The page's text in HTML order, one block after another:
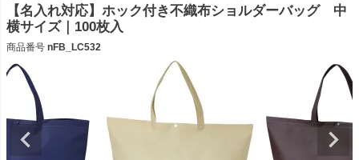
【名入れ対応】ホック付き不織布ショルダーバッグ 中
横サイズ｜100枚入
商品番号 nFB_LC532